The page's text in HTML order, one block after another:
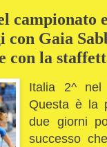
campionato
con Gaia
con la
Italia 2^ nel
Questa è la
due giorni
successo